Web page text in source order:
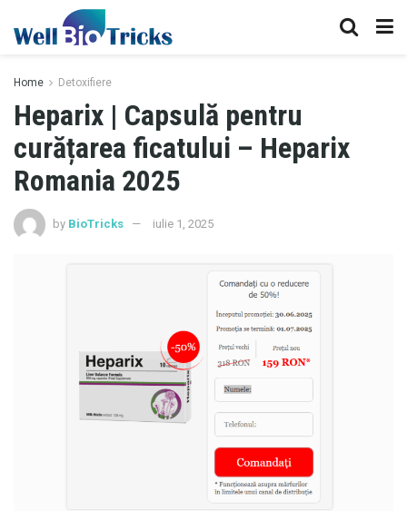
Home Detoxifiere
Heparix | Capsulă pentru
curățarea ficatului – Heparix
Romania 2025
by BioTricks iulie 1, 2025